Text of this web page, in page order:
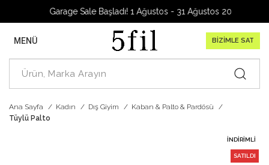
Garage Sale Başladı! 1 Ağustos - 31 Ağustos 2026
MENÜ BİZİMLE SAT
Ana Sayfa Kadın Dış Giyim
Kaban & Palto & Pardösü
Tüylü Palto
İNDIRIMLI
SATILDI